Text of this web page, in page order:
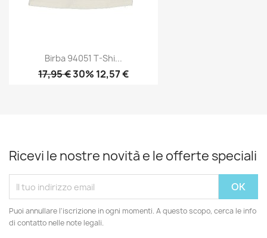
Birba 94051 T-Shi...
17,95 €30% 12,57 €
Ricevi le nostre novità e le offerte speciali
Puoi annullare l'iscrizione in ogni momenti. A questo scopo, cerca le info
di contatto nelle note legali.